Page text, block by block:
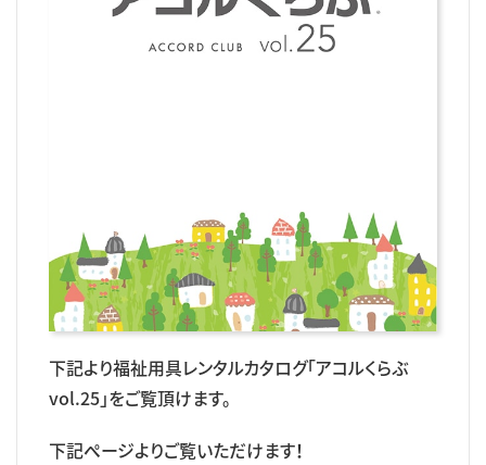
下記より福祉用具レンタルカタログ「アコルくらぶ
vol.25」をご覧頂けます。
下記ページよりご覧いただけます！